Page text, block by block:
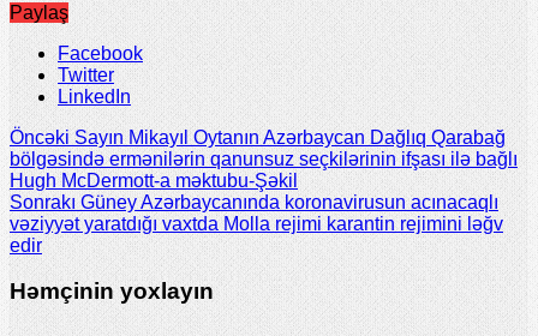
Paylaş
Facebook
Twitter
LinkedIn
Öncəki Sayın Mikayıl Oytanın Azərbaycan Dağlıq Qarabağ
bölgəsində ermənilərin qanunsuz seçkilərinin ifşası ilə bağlı
Hugh McDermott-a məktubu-Şəkil
Sonrakı Güney Azərbaycanında koronavirusun acınacaqlı
vəziyyət yaratdığı vaxtda Molla rejimi karantin rejimini ləğv
edir
Həmçinin yoxlayın